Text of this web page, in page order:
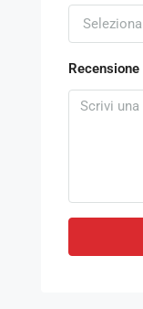
Seleziona
Recensione